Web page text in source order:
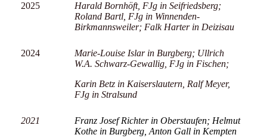
2025
Harald Bornhöft, FJg in Seifriedsberg;
Roland Bartl, FJg in Winnenden-
Birkmannsweiler; Falk Harter in Deizisau
2024
Marie-Louise Islar in Burgberg; Ullrich
W.A. Schwarz-Gewallig, FJg in Fischen;
Karin Betz in Kaiserslautern, Ralf Meyer,
FJg in Stralsund
2021
Franz Josef Richter in Oberstaufen; Helmut
Kothe in Burgberg, Anton Gall in Kempten